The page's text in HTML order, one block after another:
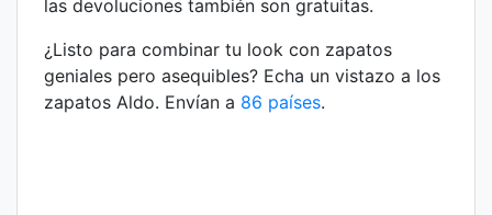
las devoluciones también son gratuitas.
¿Listo para combinar tu look con zapatos
geniales pero asequibles? Echa un vistazo a los
zapatos Aldo. Envían a 86 países.